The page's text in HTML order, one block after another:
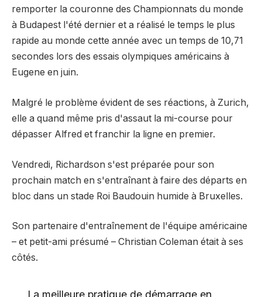
remporter la couronne des Championnats du monde
à Budapest l'été dernier et a réalisé le temps le plus
rapide au monde cette année avec un temps de 10,71
secondes lors des essais olympiques américains à
Eugene en juin.
Malgré le problème évident de ses réactions, à Zurich,
elle a quand même pris d'assaut la mi-course pour
dépasser Alfred et franchir la ligne en premier.
Vendredi, Richardson s'est préparée pour son
prochain match en s'entraînant à faire des départs en
bloc dans un stade Roi Baudouin humide à Bruxelles.
Son partenaire d'entraînement de l'équipe américaine
– et petit-ami présumé – Christian Coleman était à ses
côtés.
La meilleure pratique de démarrage en